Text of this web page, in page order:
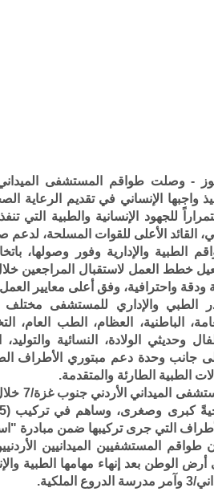
-
واجبها الإنساني في تقديم الرعاية
للجهود الإنسانية والطبية التي
القائد الأعلى للقوات المسلحة،
الطبية والإدارية وفور وصولها،
خطط العمل لاستقبال المراجعين
ودقة واحترافية، وفق أعلى معايير العمل
الطبي والإداري للمستشفى مختلف
الباطنية، العظام، الطب العام،
وحديثي الولادة، النسائية
جانب وحدة دعم مبتوري الأطراف
الطبية الطارئة والمتقدمة.
التي جرى تركيبها ضمن مبادرة "استعادة
طواقم المستشفيين الميدانيين
أرض الوطن بعد إنهاء مهامها الطبية
الملكية.